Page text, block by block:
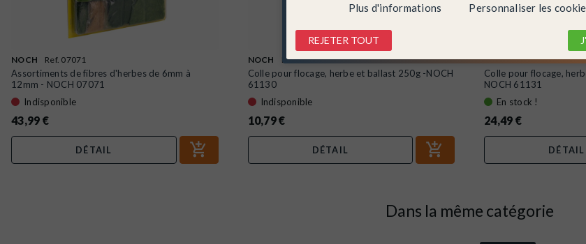
NOCH Ref. 07071
Assortiments de fibres d'herbes de 6mm à
12mm - NOCH 07071
Indisponible
43,99 €
DÉTAIL
NOCH Ref. 61130
Colle pour flocage, herbe et ballast 250g -NOCH
61130
Indisponible
10,79 €
DÉTAIL
NOCH Ref. 61131
Colle pour flocage,
NOCH 61131
En stock !
24,49 €
DÉTAIL
Dans la même catégorie
Plus d'informations Personnaliser les
REJETER TOUT